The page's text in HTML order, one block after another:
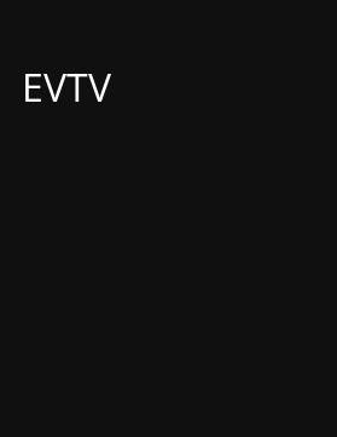
EVTV